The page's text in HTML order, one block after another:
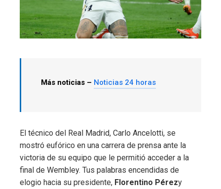
Más noticias – Noticias 24 horas
El técnico del Real Madrid, Carlo Ancelotti, se
mostró eufórico en una carrera de prensa ante la
victoria de su equipo que le permitió acceder a la
final de Wembley. Tus palabras encendidas de
elogio hacia su presidente, Florentino Pérezy